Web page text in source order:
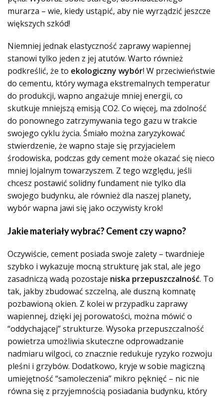
murarza – wie, kiedy ustąpić, aby nie wyrządzić jeszcze
większych szkód!
Niemniej jednak elastyczność zaprawy wapiennej
stanowi tylko jeden z jej atutów. Warto również
podkreślić, że to ekologiczny wybór! W przeciwieństwie
do cementu, który wymaga ekstremalnych temperatur
do produkcji, wapno angażuje mniej energii, co
skutkuje mniejszą emisją CO2. Co więcej, ma zdolność
do ponownego zatrzymywania tego gazu w trakcie
swojego cyklu życia. Śmiało można zaryzykować
stwierdzenie, że wapno staje się przyjacielem
środowiska, podczas gdy cement może okazać się nieco
mniej lojalnym towarzyszem. Z tego względu, jeśli
chcesz postawić solidny fundament nie tylko dla
swojego budynku, ale również dla naszej planety,
wybór wapna jawi się jako oczywisty krok!
Jakie materiały wybrać? Cement czy wapno?
Oczywiście, cement posiada swoje zalety – twardnieje
szybko i wykazuje mocną strukturę jak stal, ale jego
zasadniczą wadą pozostaje niska przepuszczalność. To
tak, jakby zbudować szczelną, ale duszną komnatę
pozbawioną okien. Z kolei w przypadku zaprawy
wapiennej, dzięki jej porowatości, można mówić o
“oddychającej” strukturze. Wysoka przepuszczalność
powietrza umożliwia skuteczne odprowadzanie
nadmiaru wilgoci, co znacznie redukuje ryzyko rozwoju
pleśni i grzybów. Dodatkowo, kryje w sobie magiczną
umiejętność “samoleczenia” mikro pęknięć – nic nie
równa się z przyjemnością posiadania budynku, który